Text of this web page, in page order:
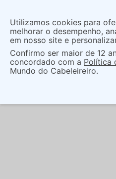
Utilizamos cookies para
melhorar o desempenho,
em nosso site e
Confirmo ser maior de 12
concordado com a Política
Mundo do Cabeleireiro.